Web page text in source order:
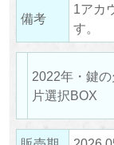
備考
1アカ
す。
2022年・鍵の
片選択BOX